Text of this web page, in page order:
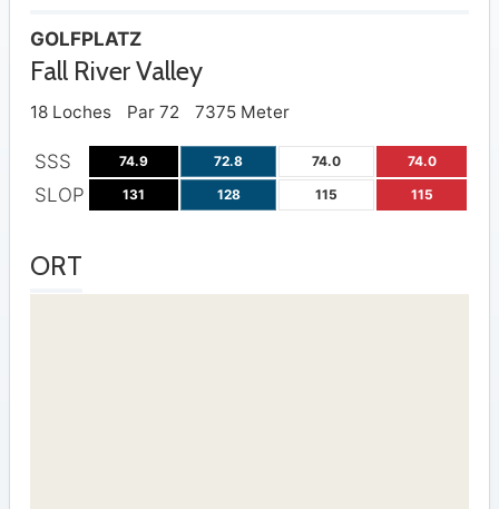
GOLFPLATZ
Fall River Valley
18 Loches Par 72 7375 Meter
SSS 74.9 72.8 74.0 74.0
SLOP 131 128 115 115
ORT